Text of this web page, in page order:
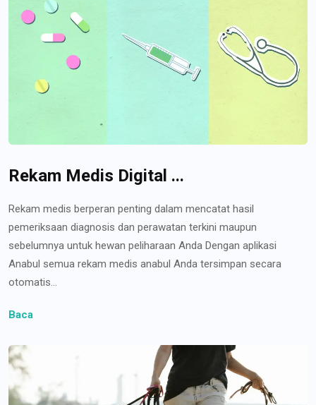
Rekam Medis Digital ...
Rekam medis berperan penting dalam mencatat hasil
pemeriksaan diagnosis dan perawatan terkini maupun
sebelumnya untuk hewan peliharaan Anda Dengan aplikasi
Anabul semua rekam medis anabul Anda tersimpan secara
otomatis...
Baca